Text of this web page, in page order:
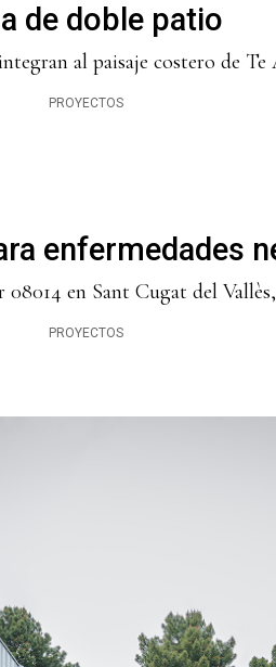
de doble patio
al paisaje costero de
PROYECTOS
enfermedades
en Sant Cugat del Vallès,
PROYECTOS